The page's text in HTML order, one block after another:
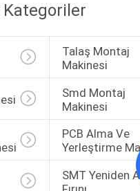
Kategoriler
Talaş Montaj
Makinesi
Smd Montaj
Makinesi
PCB Alma Ve
Yerleştirme
SMT Yeniden